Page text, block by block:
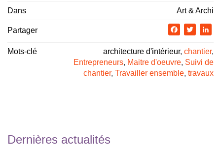
Dans Art & Archi
Partager Facebook
Twitter
Mots-clé architecture d'intérieur, chantier,
Entrepreneurs, Maitre d'oeuvre, Suivi de
chantier, Travailler ensemble, travaux
Dernières actualités